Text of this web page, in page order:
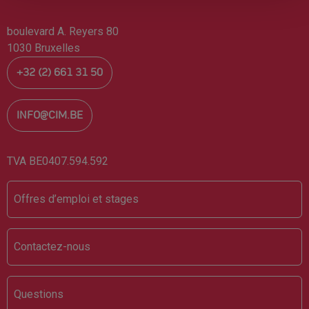
boulevard A. Reyers 80
1030 Bruxelles
+32 (2) 661 31 50
INFO@CIM.BE
TVA BE0407.594.592
Footer
Offres d’emploi et stages
Contactez-nous
Questions